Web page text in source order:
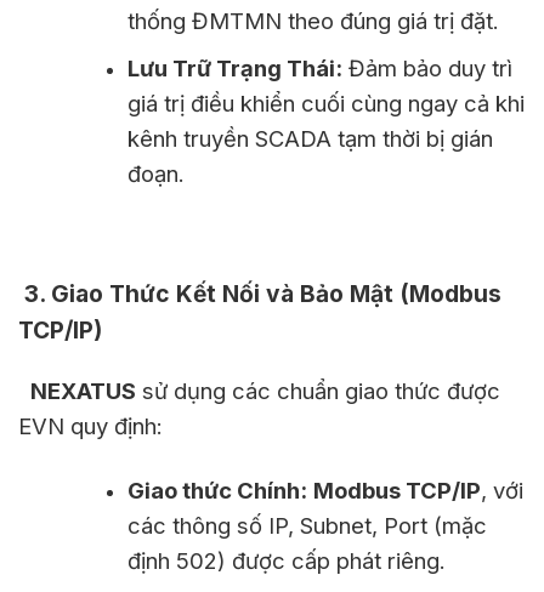
thống ĐMTMN theo đúng giá trị đặt.
Lưu Trữ Trạng Thái: Đảm bảo duy trì
giá trị điều khiển cuối cùng ngay cả khi
kênh truyền SCADA tạm thời bị gián
đoạn.
3. Giao Thức Kết Nối và Bảo Mật (Modbus
TCP/IP)
NEXATUS sử dụng các chuẩn giao thức được
EVN quy định:
Giao thức Chính: Modbus TCP/IP, với
các thông số IP, Subnet, Port (mặc
định 502) được cấp phát riêng.